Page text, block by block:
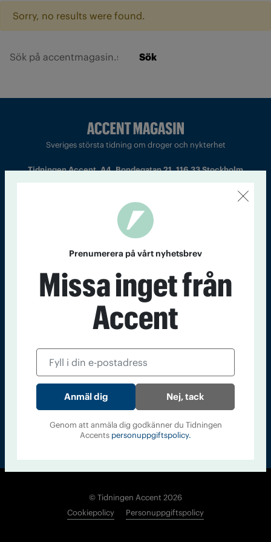
Sorry, no results were found.
Sök
Sveriges största tidning om droger och nykterhet
Tidningen Accent, A4, Bondegatan 21, 116 33 Stockholm
Chefredaktör och ansvarig utgivare: Barbro Janson Lundkvist,
barbro@a4.se.
Kontakt Om Tidningen Tidningsarkiv In English
Läs tidigare
Accent
© Tidningen Accent 2026
Cookiepolicy
Personuppgiftspolicy
Prenumerera på vårt nyhetsbrev
Missa inget från
Accent
Nej, tack
Genom att anmäla dig godkänner du Tidningen
Accents personuppgiftspolicy.